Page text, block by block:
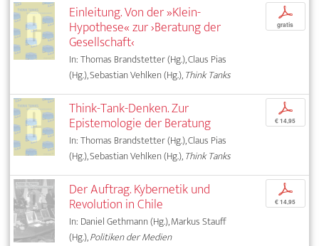
Einleitung. Von der »Klein-
Hypothese« zur ›Beratung der
Gesellschaft‹
In: Thomas Brandstetter (Hg.), Claus Pias
(Hg.), Sebastian Vehlken (Hg.),Think Tanks
p
gratis
Think-Tank-Denken. Zur
Epistemologie der Beratung
In: Thomas Brandstetter (Hg.), Claus Pias
(Hg.), Sebastian Vehlken (Hg.),Think Tanks
p
€ 14,95
Der Auftrag. Kybernetik und
Revolution in Chile
In: Daniel Gethmann (Hg.), Markus Stauff
(Hg.),Politiken der Medien
p
€ 14,95